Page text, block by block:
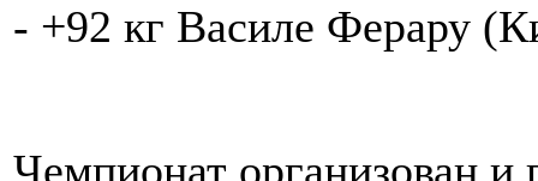
- +92 кг Василе Ферару
Чемпионат организован и